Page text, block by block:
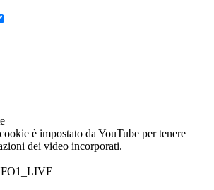
è impostato da YouTube per tenere
dei video incorporati.